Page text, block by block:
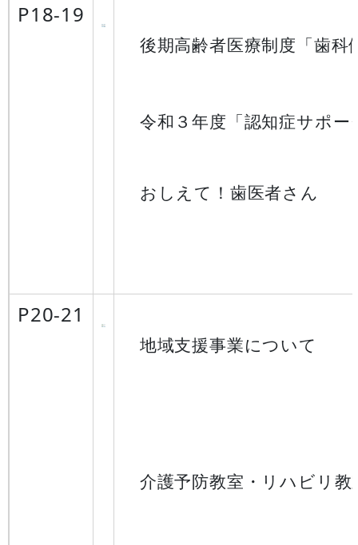
P18-19
後期高齢者医療制度「歯科
令和３年度「認知症サポー
おしえて！歯医者さん
P20-21
地域支援事業について
介護予防教室・リハビリ教